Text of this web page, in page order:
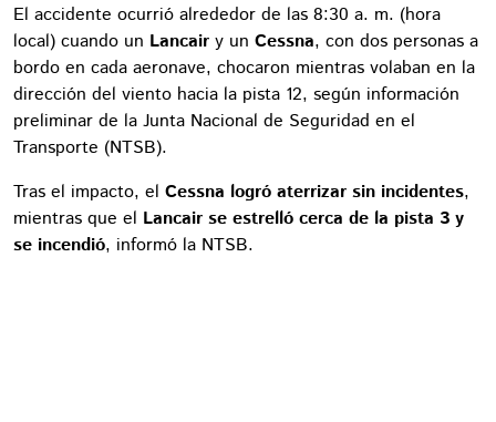
El accidente ocurrió alrededor de las 8:30 a. m. (hora
local) cuando un Lancair y un Cessna, con dos personas a
bordo en cada aeronave, chocaron mientras volaban en la
dirección del viento hacia la pista 12, según información
preliminar de la Junta Nacional de Seguridad en el
Transporte (NTSB).
Tras el impacto, el Cessna logró aterrizar sin incidentes,
mientras que el Lancair se estrelló cerca de la pista 3 y
se incendió, informó la NTSB.